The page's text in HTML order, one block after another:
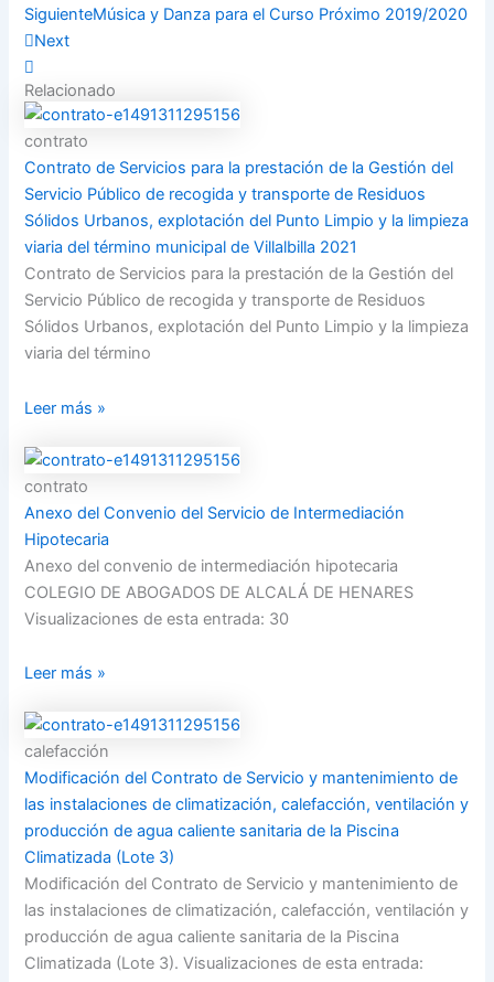
SiguienteMúsica y Danza para el Curso Próximo 2019/2020
Next
Relacionado
contrato
Contrato de Servicios para la prestación de la Gestión del
Servicio Público de recogida y transporte de Residuos
Sólidos Urbanos, explotación del Punto Limpio y la limpieza
viaria del término municipal de Villalbilla 2021
Contrato de Servicios para la prestación de la Gestión del
Servicio Público de recogida y transporte de Residuos
Sólidos Urbanos, explotación del Punto Limpio y la limpieza
viaria del término
Leer más »
contrato
Anexo del Convenio del Servicio de Intermediación
Hipotecaria
Anexo del convenio de intermediación hipotecaria
COLEGIO DE ABOGADOS DE ALCALÁ DE HENARES
Visualizaciones de esta entrada: 30
Leer más »
calefacción
Modificación del Contrato de Servicio y mantenimiento de
las instalaciones de climatización, calefacción, ventilación y
producción de agua caliente sanitaria de la Piscina
Climatizada (Lote 3)
Modificación del Contrato de Servicio y mantenimiento de
las instalaciones de climatización, calefacción, ventilación y
producción de agua caliente sanitaria de la Piscina
Climatizada (Lote 3). Visualizaciones de esta entrada: